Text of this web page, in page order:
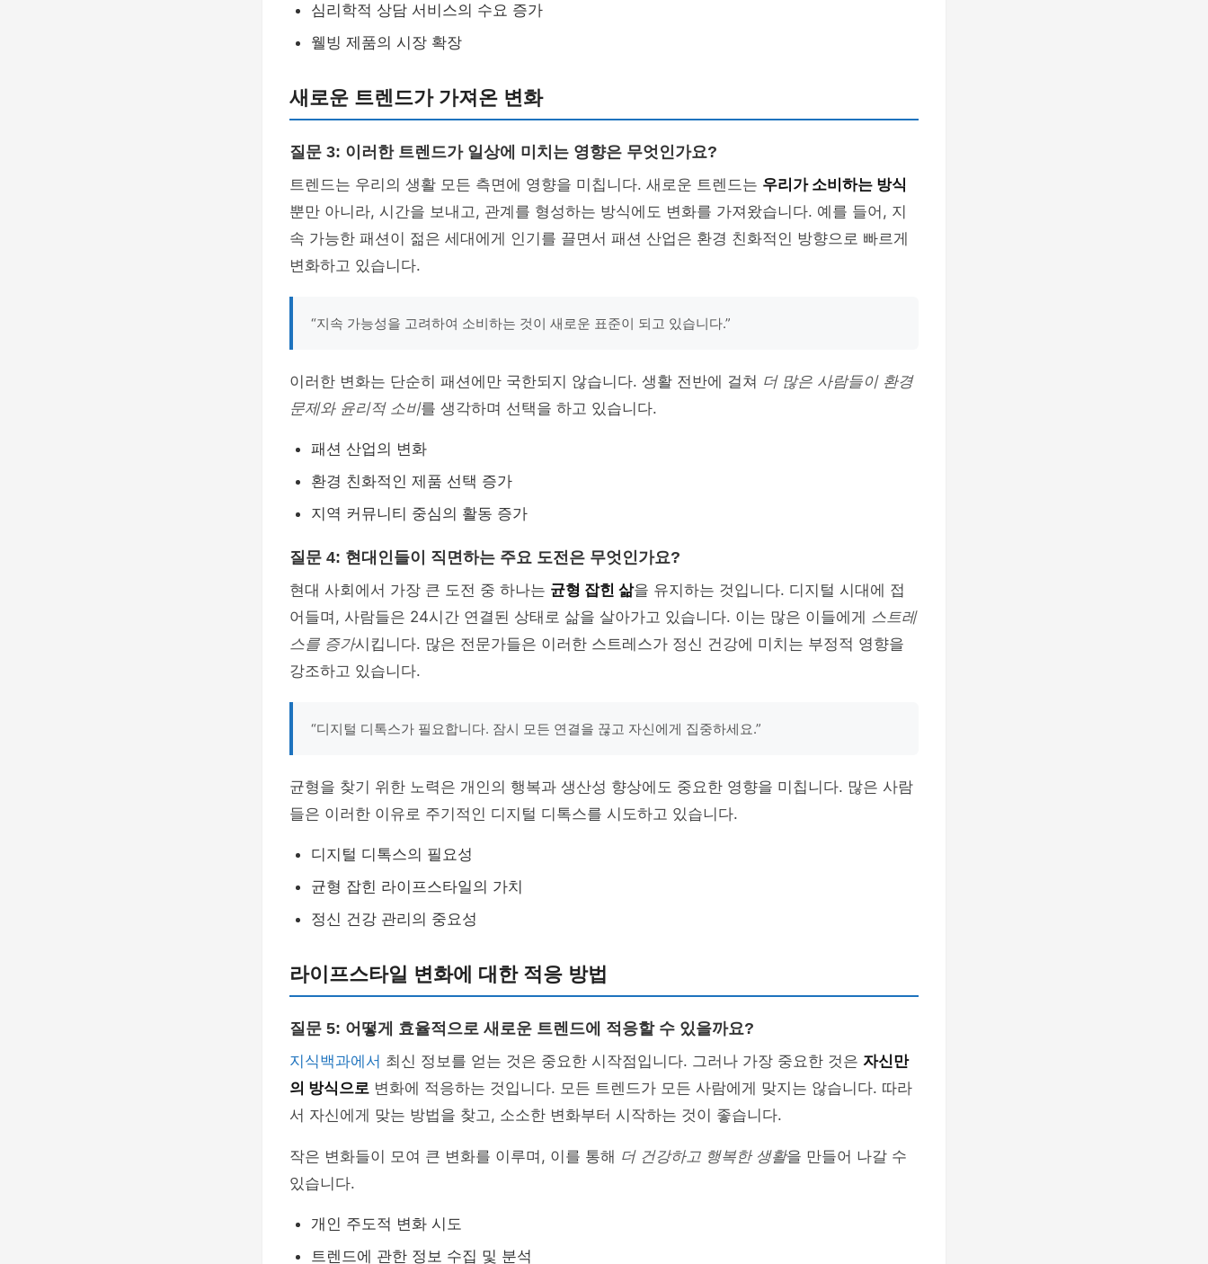
심리학적 상담 서비스의 수요 증가
웰빙 제품의 시장 확장
새로운 트렌드가 가져온 변화
질문 3: 이러한 트렌드가 일상에 미치는 영향은 무엇인가요?
트렌드는 우리의 생활 모든 측면에 영향을 미칩니다. 새로운 트렌드는 우리가 소비하는 방식
뿐만 아니라, 시간을 보내고, 관계를 형성하는 방식에도 변화를 가져왔습니다. 예를 들어, 지
속 가능한 패션이 젊은 세대에게 인기를 끌면서 패션 산업은 환경 친화적인 방향으로 빠르게
변화하고 있습니다.
“지속 가능성을 고려하여 소비하는 것이 새로운 표준이 되고 있습니다.”
이러한 변화는 단순히 패션에만 국한되지 않습니다. 생활 전반에 걸쳐 더 많은 사람들이 환경
문제와 윤리적 소비를 생각하며 선택을 하고 있습니다.
패션 산업의 변화
환경 친화적인 제품 선택 증가
지역 커뮤니티 중심의 활동 증가
질문 4: 현대인들이 직면하는 주요 도전은 무엇인가요?
현대 사회에서 가장 큰 도전 중 하나는 균형 잡힌 삶을 유지하는 것입니다. 디지털 시대에 접
어들며, 사람들은 24시간 연결된 상태로 삶을 살아가고 있습니다. 이는 많은 이들에게 스트레
스를 증가시킵니다. 많은 전문가들은 이러한 스트레스가 정신 건강에 미치는 부정적 영향을
강조하고 있습니다.
“디지털 디톡스가 필요합니다. 잠시 모든 연결을 끊고 자신에게 집중하세요.”
균형을 찾기 위한 노력은 개인의 행복과 생산성 향상에도 중요한 영향을 미칩니다. 많은 사람
들은 이러한 이유로 주기적인 디지털 디톡스를 시도하고 있습니다.
디지털 디톡스의 필요성
균형 잡힌 라이프스타일의 가치
정신 건강 관리의 중요성
라이프스타일 변화에 대한 적응 방법
질문 5: 어떻게 효율적으로 새로운 트렌드에 적응할 수 있을까요?
지식백과에서 최신 정보를 얻는 것은 중요한 시작점입니다. 그러나 가장 중요한 것은 자신만
의 방식으로 변화에 적응하는 것입니다. 모든 트렌드가 모든 사람에게 맞지는 않습니다. 따라
서 자신에게 맞는 방법을 찾고, 소소한 변화부터 시작하는 것이 좋습니다.
작은 변화들이 모여 큰 변화를 이루며, 이를 통해 더 건강하고 행복한 생활을 만들어 나갈 수
있습니다.
개인 주도적 변화 시도
트렌드에 관한 정보 수집 및 분석